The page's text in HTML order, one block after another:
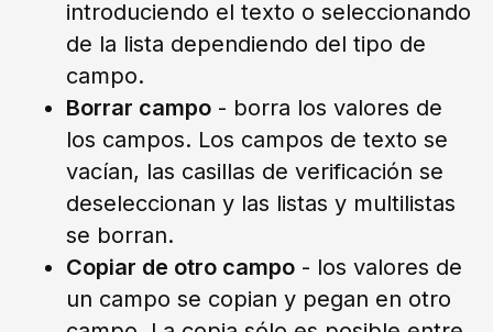
introduciendo el texto o seleccionando
de la lista dependiendo del tipo de
campo.
Borrar campo - borra los valores de
los campos. Los campos de texto se
vacían, las casillas de verificación se
deseleccionan y las listas y multilistas
se borran.
Copiar de otro campo - los valores de
un campo se copian y pegan en otro